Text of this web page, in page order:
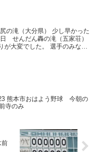
の滝（大分県） 少し早かった
せんだん轟の滝（五家荘）
大変でした。 選手のみなさ
熊本市おはよう野球 今朝の
寺のみ